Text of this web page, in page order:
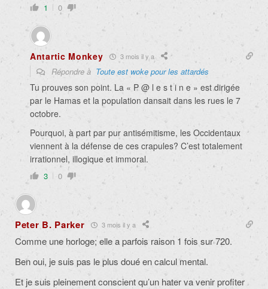
1 0
Antartic Monkey 3 mois il y a
Répondre à Toute est woke pour les attardés
Tu prouves son point. La « P @ l e s t i n e » est dirigée
par le Hamas et la population dansait dans les rues le 7
octobre.
Pourquoi, à part par pur antisémitisme, les Occidentaux
viennent à la défense de ces crapules? C’est totalement
irrationnel, illogique et immoral.
3 0
Peter B. Parker 3 mois il y a
Comme une horloge; elle a parfois raison 1 fois sur 720.
Ben oui, je suis pas le plus doué en calcul mental.
Et je suis pleinement conscient qu’un hater va venir profiter